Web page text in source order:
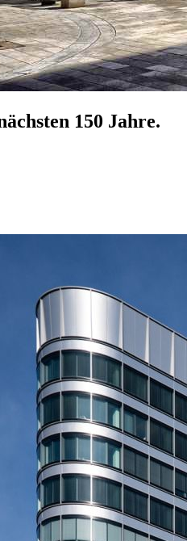
150 Jahre.